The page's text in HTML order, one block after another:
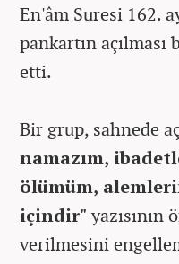
En'âm Suresi 162.
pankartın açılması
etti.
Bir grup, sahnede
namazım,
ölümüm,
içindir"yazısının
verilmesini